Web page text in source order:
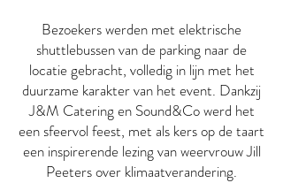
Bezoekers werden met elektrische
shuttlebussen van de parking naar de
locatie gebracht, volledig in lijn met het
duurzame karakter van het event. Dankzij
J&M Catering en Sound&Co werd het
een sfeervol feest, met als kers op de taart
een inspirerende lezing van weervrouw Jill
Peeters over klimaatverandering.